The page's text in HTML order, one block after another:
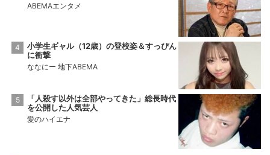
ABEMAエンタメ
小学生ギャル（12歳）の登校姿＆すっぴん
に衝撃
ななにー 地下ABEMA
「人殺す以外は全部やってきた」総長時代
を公開した人気芸人
愛のハイエナ